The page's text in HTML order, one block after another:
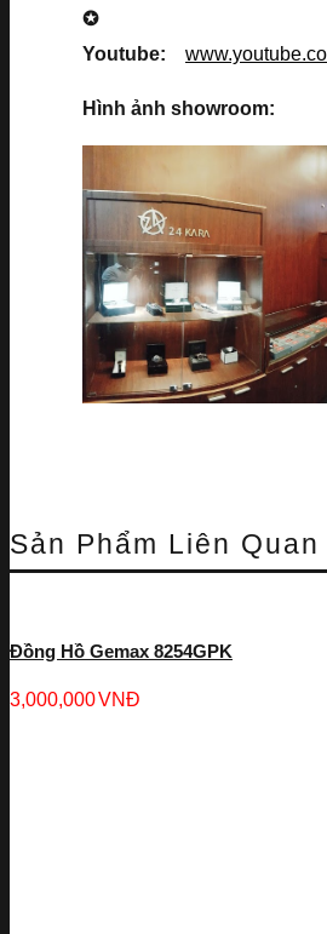
✪
Youtube:
Hình ảnh showroom:
Sản Phẩm Liên Quan
Đồng Hồ Gemax 8254GPK
3,000,000VNĐ